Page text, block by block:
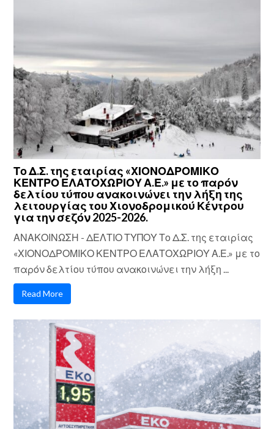
Το Δ.Σ. της εταιρίας «ΧΙΟΝΟΔΡΟΜΙΚΟ
ΚΕΝΤΡΟ ΕΛΑΤΟΧΩΡΙΟΥ Α.Ε.» με το παρόν
δελτίου τύπου ανακοινώνει την λήξη της
λειτουργίας του Χιονοδρομικού Κέντρου
για την σεζόν 2025-2026.
ΑΝΑΚΟΙΝΩΣΗ - ΔΕΛΤΙΟ ΤΥΠΟΥ Το Δ.Σ. της εταιρίας
«ΧΙΟΝΟΔΡΟΜΙΚΟ ΚΕΝΤΡΟ ΕΛΑΤΟΧΩΡΙΟΥ Α.Ε.» με το
παρόν δελτίου τύπου ανακοινώνει την λήξη ...
Read More